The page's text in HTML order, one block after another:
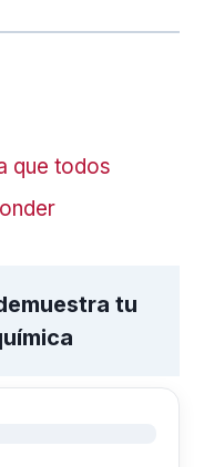
que todos
tu